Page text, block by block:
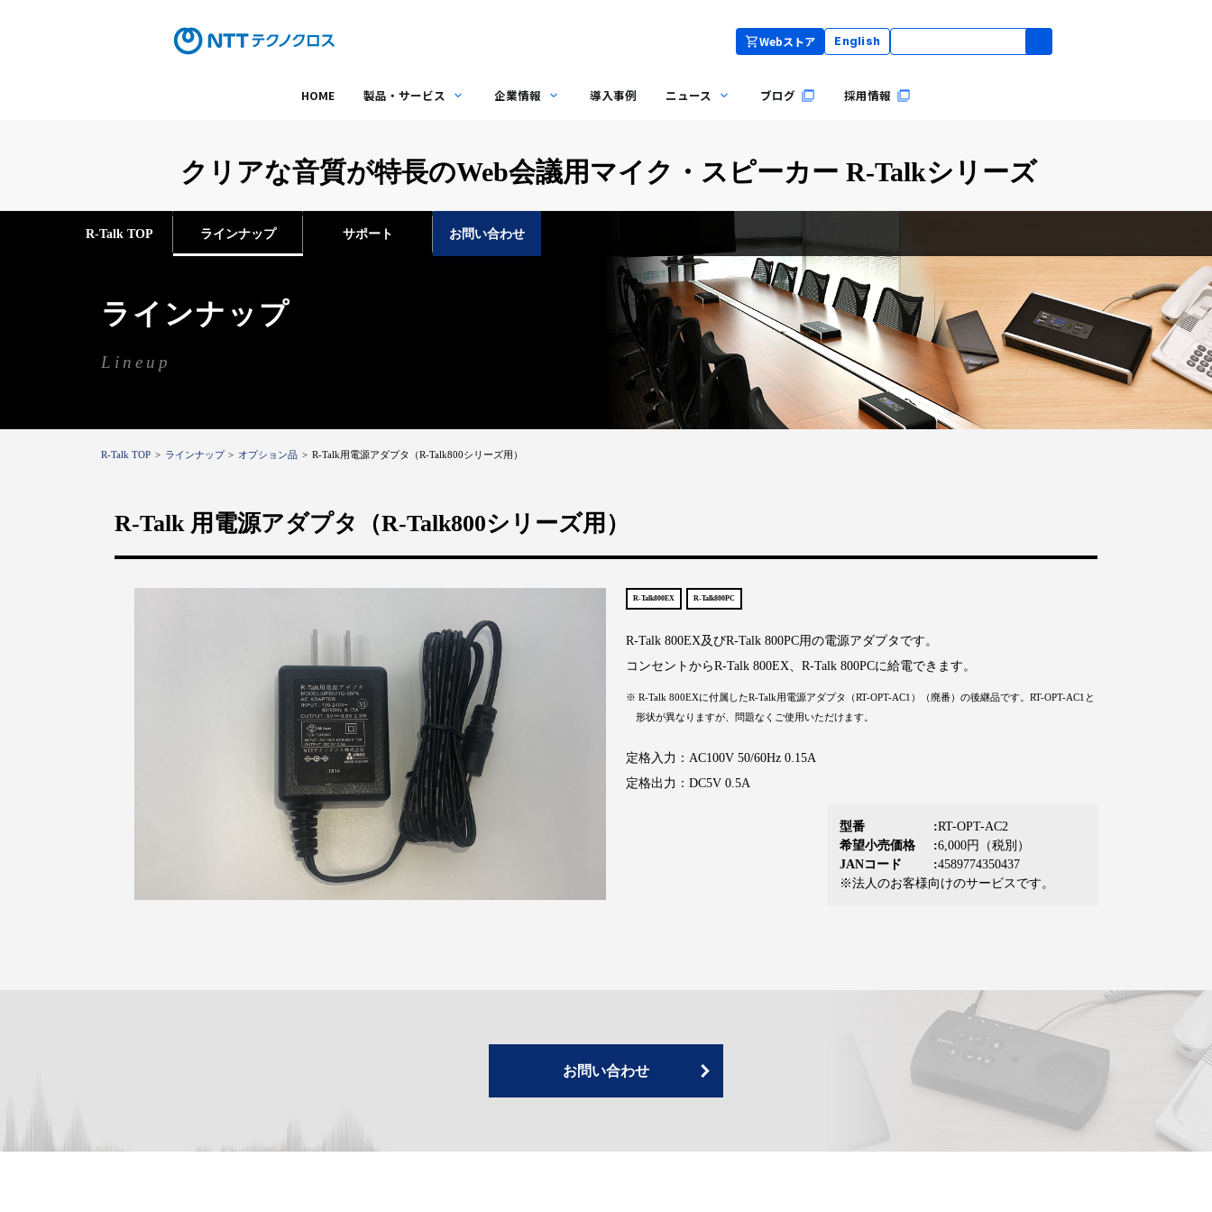
Webストア English
HOME 製品・サービス 企業情報 導入事例 ニュース ブログ 採用情報
クリアな音質が特長のWeb会議用マイク・スピーカー R-Talkシリーズ
R-Talk TOP ラインナップ サポート お問い合わせ
ラインナップ
Lineup
R-Talk TOP ラインナップ オプション品 R-Talk用電源アダプタ（R-Talk800シリーズ用）
R-Talk 用電源アダプタ（R-Talk800シリーズ用）
R-Talk800EX R-Talk800PC
R-Talk 800EX及びR-Talk 800PC用の電源アダプタです。
コンセントからR-Talk 800EX、R-Talk 800PCに給電できます。
※ R-Talk 800EXに付属したR-Talk用電源アダプタ（RT-OPT-AC1）（廃番）の後継品です。RT-OPT-AC1と
形状が異なりますが、問題なくご使用いただけます。
定格入力：AC100V 50/60Hz 0.15A
定格出力：DC5V 0.5A
型番
RT-OPT-AC2
希望小売価格
6,000円（税別）
JANコード
4589774350437
※法人のお客様向けのサービスです。
お問い合わせ